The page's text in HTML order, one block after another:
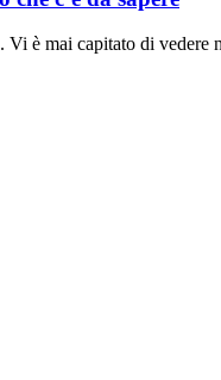
mai capitato di vedere